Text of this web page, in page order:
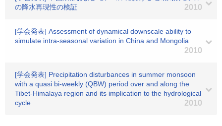
の降水再現性の検証
2010
[学会発表] Assessment of dynamical downscale ability to
simulate intra-seasonal variation in China and Mongolia
2010
[学会発表] Precipitation disturbances in summer monsoon
with a quasi bi-weekly (QBW) period over and along the
Tibet-Himalaya region and its implication to the hydrological
cycle
2010